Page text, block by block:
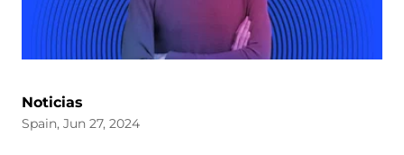
Noticias
Spain, Jun 27, 2024